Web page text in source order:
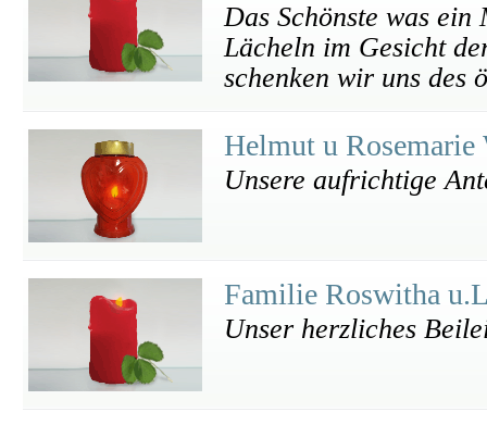
Das Schönste was
Lächeln im Gesicht
schenken wir uns des
Helmut u
Unsere aufrichtige
Familie Roswitha
Unser herzliches